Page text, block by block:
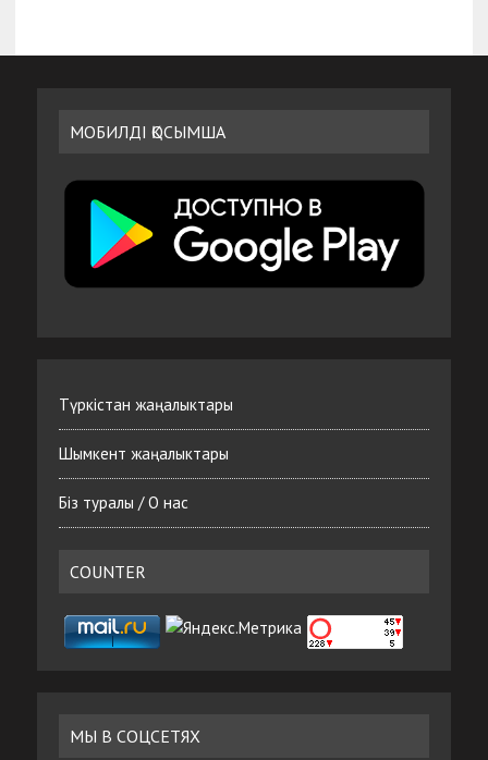
МОБИЛДІ ҚОСЫМША
Түркістан жаңалыктары
Шымкент жаңалыктары
Біз туралы / О нас
COUNTER
МЫ В СОЦСЕТЯХ